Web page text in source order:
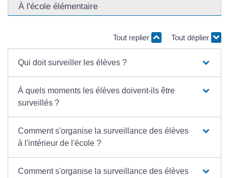
À l'école élémentaire
Tout replier Tout déplier
Qui doit surveiller les élèves ?
À quels moments les élèves doivent-ils être
surveillés ?
Comment s'organise la surveillance des élèves
à l'intérieur de l'école ?
Comment s'organise la surveillance des élèves